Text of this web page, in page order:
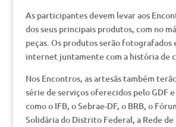
As participantes devem levar aos
dos seus principais produtos, com no
peças. Os produtos serão fotografados
internet juntamente com a história de
Nos Encontros, as artesãs também
série de serviços oferecidos pelo GDF
como o IFB, o Sebrae-DF, o BRB, o
Solidária do Distrito Federal, a Rede de